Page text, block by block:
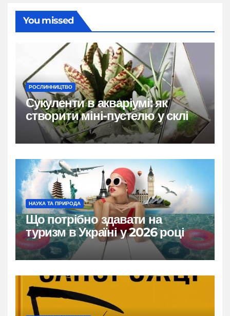
You missed
РОСЛИННИЦТВО
Сукуленти в акваріумі: як
створити міні-пустелю у склі
НАУКА ТА ПРИРОДА
Що потрібно здавати на
туризм в Україні у 2026 році